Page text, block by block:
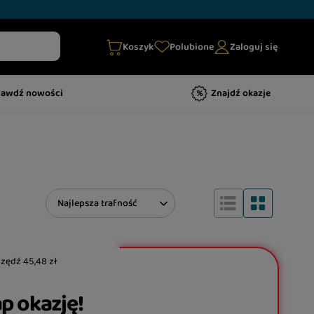
Koszyk Polubione Zaloguj się
nowości Znajdź okazje
Zmień sortowanie
Najlepsza trafność
45,48 zł
okazję!